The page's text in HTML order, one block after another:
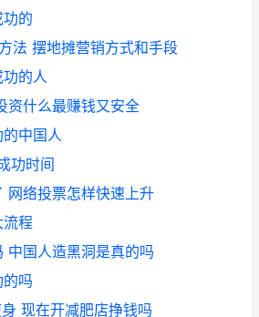
的
法 摆地摊营销方式和手段
的人
资什么最赚钱又安全
中国人
功时间
网络投票怎样快速上升
程
中国人造黑洞是真的吗
吗
现在开减肥店挣钱吗